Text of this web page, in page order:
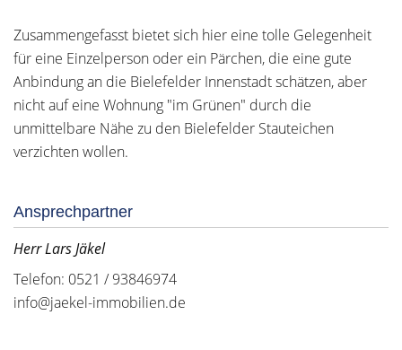
Zusammengefasst bietet sich hier eine tolle Gelegenheit
für eine Einzelperson oder ein Pärchen, die eine gute
Anbindung an die Bielefelder Innenstadt schätzen, aber
nicht auf eine Wohnung "im Grünen" durch die
unmittelbare Nähe zu den Bielefelder Stauteichen
verzichten wollen.
Ansprechpartner
Herr Lars Jäkel
Telefon: 0521 / 93846974
info@jaekel-immobilien.de